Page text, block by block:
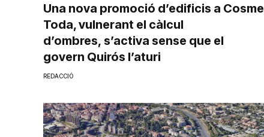
Una nova promoció d’edificis a Cosme
Toda, vulnerant el càlcul
d’ombres, s’activa sense que el
govern Quirós l’aturi
REDACCIÓ